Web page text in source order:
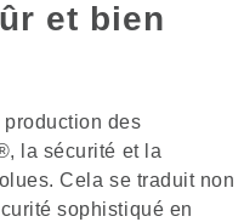
et bien
des
la sécurité et la
Cela se traduit non
sophistiqué en